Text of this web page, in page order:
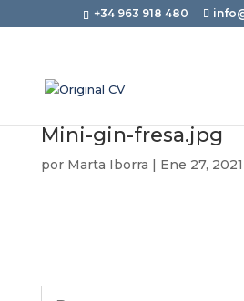
+34 963 918 480
Mini-gin-fresa.jpg
por Marta Iborra | Ene 27, 2021